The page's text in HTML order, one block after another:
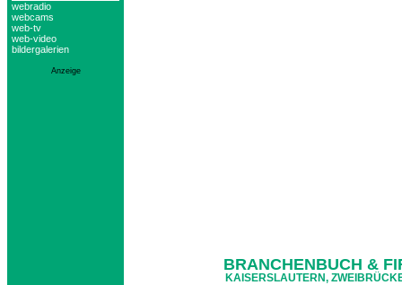
webradio
webcams
web-tv
web-video
bildergalerien
Anzeige
BRANCHENBUCH &
KAISERSLAUTERN,